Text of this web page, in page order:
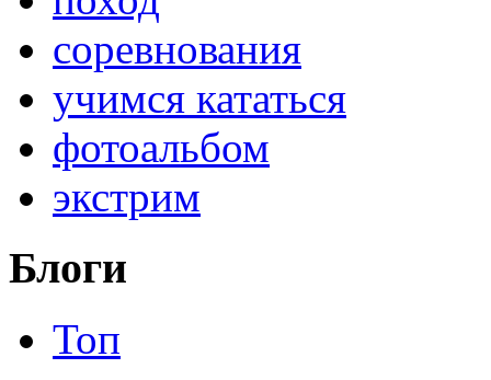
соревнования
учимся кататься
фотоальбом
экстрим
Блоги
Топ